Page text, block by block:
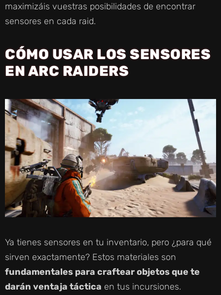
maximizáis vuestras posibilidades de encontrar
sensores en cada raid.
CÓMO USAR LOS SENSORES
EN ARC RAIDERS
Ya tienes sensores en tu inventario, pero ¿para qué
sirven exactamente? Estos materiales son
fundamentales para craftear objetos que te
darán ventaja táctica en tus incursiones.